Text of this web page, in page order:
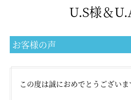
スペイン
ギリシャ マルタ
ドイツ
エジプト プーケット
U.S様＆
お客様の声
この度は誠におめでとうございま